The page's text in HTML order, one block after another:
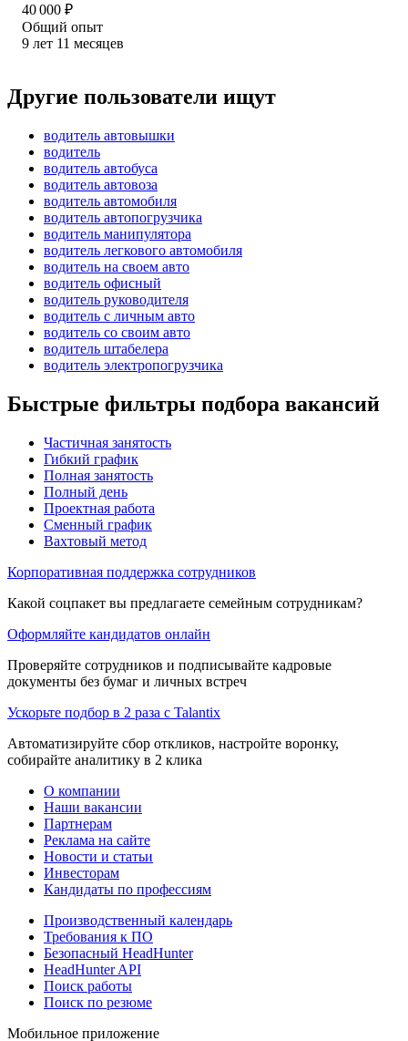
40 000 ₽
Общий опыт
9 лет 11 месяцев
Другие пользователи ищут
водитель автовышки
водитель
водитель автобуса
водитель автовоза
водитель автомобиля
водитель автопогрузчика
водитель манипулятора
водитель легкового автомобиля
водитель на своем авто
водитель офисный
водитель руководителя
водитель с личным авто
водитель со своим авто
водитель штабелера
водитель электропогрузчика
Быстрые фильтры подбора вакансий
Частичная занятость
Гибкий график
Полная занятость
Полный день
Проектная работа
Сменный график
Вахтовый метод
Корпоративная поддержка сотрудников
Какой соцпакет вы предлагаете семейным сотрудникам?
Оформляйте кандидатов онлайн
Проверяйте сотрудников и подписывайте кадровые
документы без бумаг и личных встреч
Ускорьте подбор в 2 раза с Talantix
Автоматизируйте сбор откликов, настройте воронку,
собирайте аналитику в 2 клика
О компании
Наши вакансии
Партнерам
Реклама на сайте
Новости и статьи
Инвесторам
Кандидаты по профессиям
Производственный календарь
Требования к ПО
Безопасный HeadHunter
HeadHunter API
Поиск работы
Поиск по резюме
Мобильное приложение